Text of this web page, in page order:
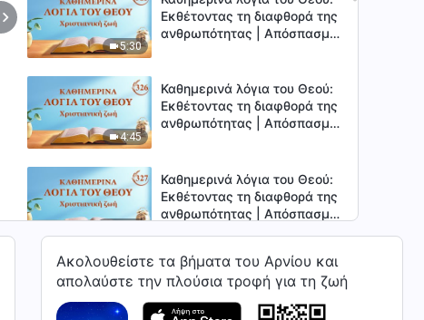
5:30
Εκθέτοντας τη διαφθορά της
ανθρωπότητας | Απόσπασμα
4:45
Καθημερινά λόγια του Θεού:
Εκθέτοντας τη διαφθορά της
ανθρωπότητας | Απόσπασμα
Καθημερινά λόγια του Θεού:
Εκθέτοντας τη διαφθορά της
ανθρωπότητας | Απόσπασμα
9:14
Καθημερινά λόγια του Θεού:
Εκθέτοντας τη διαφθορά της
ανθρωπότητας | Απόσπασμα
Ακολουθείστε τα βήματα του Αρνίου και
απολαύστε την πλούσια τροφή για τη ζωή